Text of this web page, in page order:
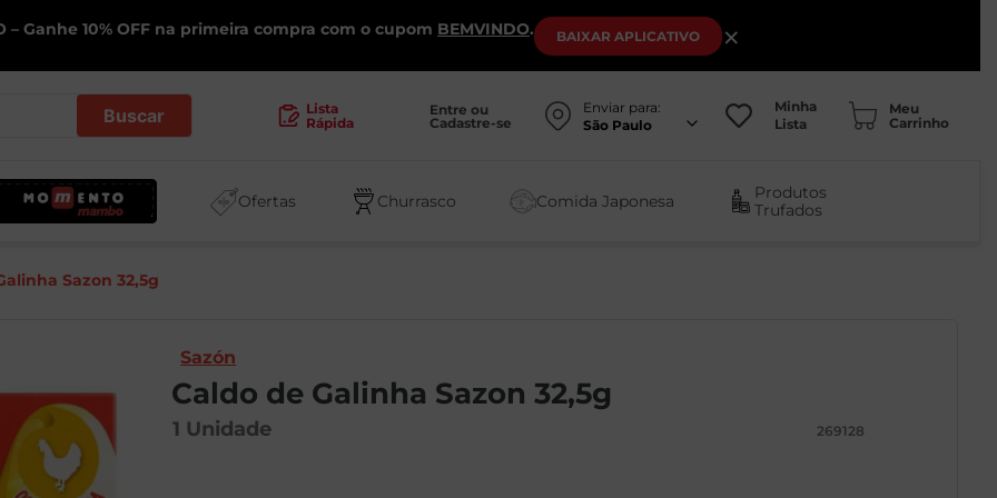
– Ganhe 10% OFF na primeira compra com o cupom BEMVINDO. BAIXAR APLICATIVO ×
Lista
Rápida
Entre ou
Cadastre-se
Enviar para:
São Paulo
Minha
Lista
Ofertas Churrasco Comida Japonesa
Produtos
Trufados
Sazon 32,5g
Sazón
Caldo de Galinha Sazon 32,5g
1 Unidade 269128